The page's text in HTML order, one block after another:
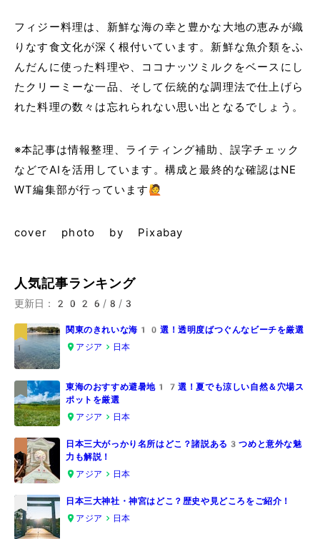
フィジー料理は、新鮮な海の幸と豊かな大地の恵みが織
りなす食文化が深く根付いています。新鮮な魚介類をふ
んだんに使った料理や、ココナッツミルクをベースにし
たクリーミーな一品、そして伝統的な調理法で仕上げら
れた料理の数々は忘れられない思い出となるでしょう。
※本記事は情報整理、ライティング補助、誤字チェック
などでAIを活用しています。構成と最終的な確認はNE
WT編集部が行っています🙋
cover photo by Pixabay
人気記事ランキング
更新日： 2026/8/3
1
関東のきれいな海10選！透明度ばつぐんなビーチを厳選
アジア
日本
2
東海のおすすめ避暑地17選！夏でも涼しい自然＆穴場ス
ポットを厳選
アジア
日本
3
日本三大がっかり名所はどこ？諸説ある3つめと意外な魅
力も解説！
アジア
日本
4
日本三大神社・神宮はどこ？歴史や見どころをご紹介！
アジア
日本